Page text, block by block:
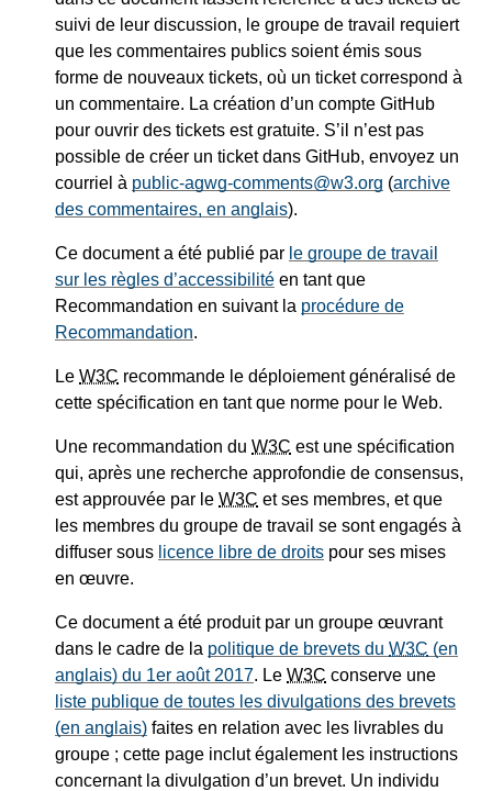
suivi de leur discussion, le groupe de travail requiert
que les commentaires publics soient émis sous
forme de nouveaux tickets, où un ticket correspond à
un commentaire. La création d’un compte GitHub
pour ouvrir des tickets est gratuite. S’il n’est pas
possible de créer un ticket dans GitHub, envoyez un
courriel à public-agwg-comments@w3.org (archive
des commentaires, en anglais).
Ce document a été publié par le groupe de travail
sur les règles d’accessibilité en tant que
Recommandation en suivant la procédure de
Recommandation.
Le W3C recommande le déploiement généralisé de
cette spécification en tant que norme pour le Web.
Une recommandation du W3C est une spécification
qui, après une recherche approfondie de consensus,
est approuvée par le W3C et ses membres, et que
les membres du groupe de travail se sont engagés à
diffuser sous licence libre de droits pour ses mises
en œuvre.
Ce document a été produit par un groupe œuvrant
dans le cadre de la politique de brevets du W3C (en
anglais) du 1er août 2017. Le W3C conserve une
liste publique de toutes les divulgations des brevets
(en anglais) faites en relation avec les livrables du
groupe ; cette page inclut également les instructions
concernant la divulgation d’un brevet. Un individu